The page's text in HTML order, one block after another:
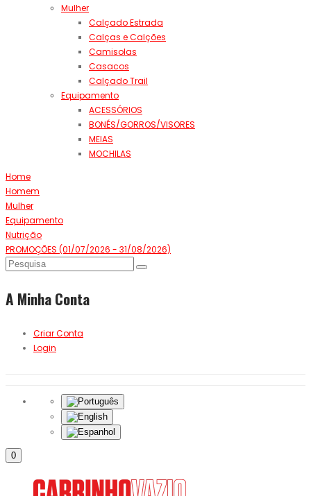
Mulher
Calçado Estrada
Calças e Calções
Camisolas
Casacos
Calçado Trail
Equipamento
ACESSÓRIOS
BONÉS/GORROS/VISORES
MEIAS
MOCHILAS
Home
Homem
Mulher
Equipamento
Nutrição
PROMOÇÕES (01/07/2026 - 31/08/2026)
A Minha Conta
Criar Conta
Login
0